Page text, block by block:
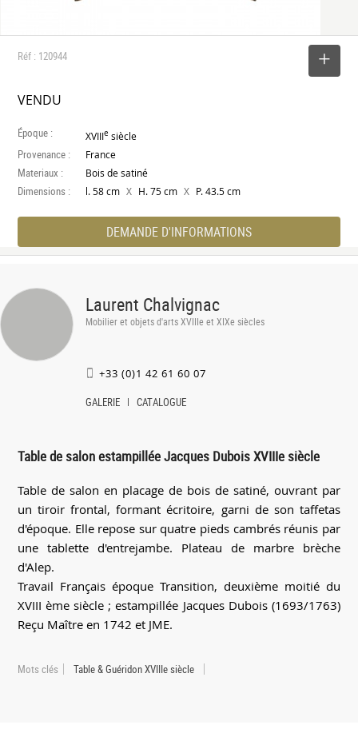
Réf : 120944
VENDU
Époque : XVIIIe siècle
Provenance : France
Materiaux : Bois de satiné
Dimensions : l. 58 cm X H. 75 cm X P. 43.5 cm
DEMANDE D'INFORMATIONS
Laurent Chalvignac
Mobilier et objets d'arts XVIIIe et XIXe siècles
+33 (0)1 42 61 60 07
GALERIE CATALOGUE
Table de salon estampillée Jacques Dubois XVIIIe siècle
Table de salon en placage de bois de satiné, ouvrant par
un tiroir frontal, formant écritoire, garni de son taffetas
d'époque. Elle repose sur quatre pieds cambrés réunis par
une tablette d'entrejambe. Plateau de marbre brèche
d'Alep.
Travail Français époque Transition, deuxième moitié du
XVIII ème siècle ; estampillée Jacques Dubois (1693/1763)
Reçu Maître en 1742 et JME.
Mots clés Table & Guéridon XVIIIe siècle